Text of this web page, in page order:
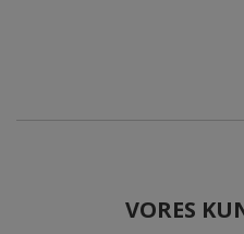
VORES